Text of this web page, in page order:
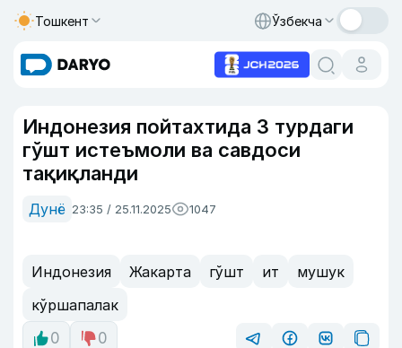
Тошкент Ўзбекча
Индонезия пойтахтида 3 турдаги
гўшт истеъмоли ва савдоси
тақиқланди
Дунё 23:35 / 25.11.2025 1047
Индонезия Жакарта гўшт ит
мушук
кўршапалак
0
0